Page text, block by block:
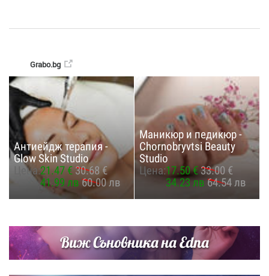
Grabo.bg
Антиейдж терапия -
Glow Skin Studio
Цена:21.47 €30.68 €
41.99 лв 60.00 лв
Маникюр и педикюр -
Chornobryvtsi Beauty
Studio
Цена:17.50 €33.00 €
34.23 лв 64.54 лв
Виж Съновника на Edna